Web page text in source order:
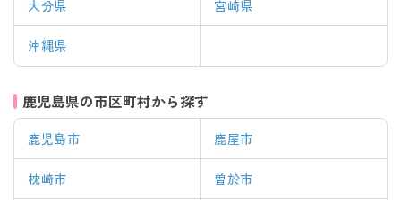
該当件数
件
条件を
クリア
大分県 宮崎県
沖縄県
鹿児島県の市区町村から探す
鹿児島市 鹿屋市
枕崎市 曽於市